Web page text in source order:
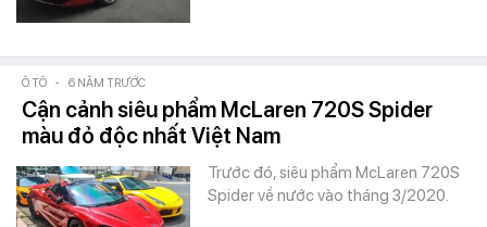
Ô TÔ - 6 NĂM TRƯỚC
Cận cảnh siêu phẩm McLaren 720S Spider
màu đỏ độc nhất Việt Nam
Trước đó, siêu phẩm McLaren 720S
Spider về nước vào tháng 3/2020.